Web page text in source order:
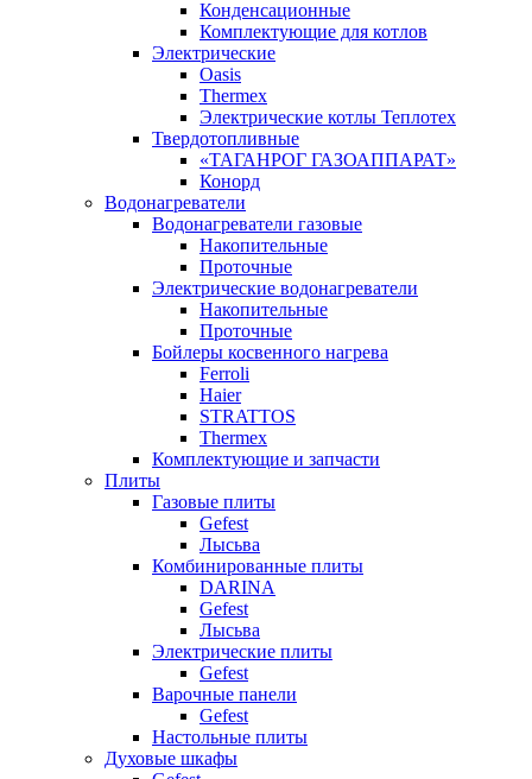
Конденсационные
Комплектующие для котлов
Электрические
Oasis
Thermex
Электрические котлы Теплотех
Твердотопливные
«ТАГАНРОГ ГАЗОАППАРАТ»
Конорд
Водонагреватели
Водонагреватели газовые
Накопительные
Проточные
Электрические водонагреватели
Накопительные
Проточные
Бойлеры косвенного нагрева
Ferroli
Haier
STRATTOS
Thermex
Комплектующие и запчасти
Плиты
Газовые плиты
Gefest
Лысьва
Комбинированные плиты
DARINA
Gefest
Лысьва
Электрические плиты
Gefest
Варочные панели
Gefest
Настольные плиты
Духовые шкафы